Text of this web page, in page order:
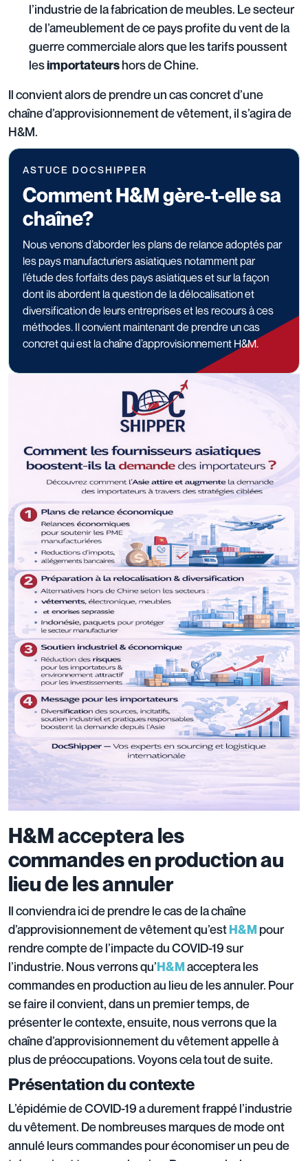
l’industrie de la fabrication de meubles. Le secteur
de l’ameublement de ce pays profite du vent de la
guerre commerciale alors que les tarifs poussent
lesimportateurshors de Chine.
Il convient alors de prendre un cas concret d’une
chaîne d’approvisionnement de vêtement, il s’agira de
H&M.
ASTUCE DOCSHIPPER
Comment H&M gère-t-elle sa
chaîne?
Nous venons d’aborder les plans de relance adoptés par
les pays manufacturiers asiatiques notamment par
l’étude des forfaits des pays asiatiques et sur la façon
dont ils abordent la question de la délocalisation et
diversification de leurs entreprises et les recours à ces
méthodes. Il convient maintenant de prendre un cas
concret qui est la chaîne d’approvisionnement H&M.
H&M acceptera les
commandes en production au
lieu de les annuler
Il conviendra ici de prendre le cas de la chaîne
d’approvisionnement de vêtement qu’estH&Mpour
rendre compte de l’impacte du COVID-19 sur
l’industrie. Nous verrons qu’H&Macceptera les
commandes en production au lieu de les annuler. Pour
se faire il convient, dans un premier temps, de
présenter le contexte, ensuite, nous verrons que la
chaîne d’approvisionnement du vêtement appelle à
plus de préoccupations. Voyons cela tout de suite.
Présentation du contexte
L’épidémie de COVID-19 a durement frappé l’industrie
du vêtement. De nombreuses marques de mode ont
annulé leurs commandes pour économiser un peu de